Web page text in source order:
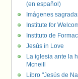
(en español)
Imágenes
Institute for
Instituto de
Jesús in Love
La iglesia ante la
Mcneill
Libro "Jesús de